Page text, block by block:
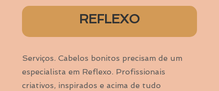
REFLEXO
Serviços. Cabelos bonitos precisam de um
especialista em Reflexo. Profissionais
criativos, inspirados e acima de tudo